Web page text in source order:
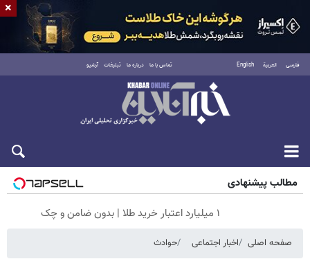
فارسی العربية English تماس با ما درباره ما تبلیغات آرشیو
پنجشنبه ۱۵ مرداد ۱۴۰۵
مطالب پیشنهادی
۱ میلیارد اعتبار خرید طلا | بدون ضامن و چک
صفحه اصلی اخبار اجتماعی حوادث
×